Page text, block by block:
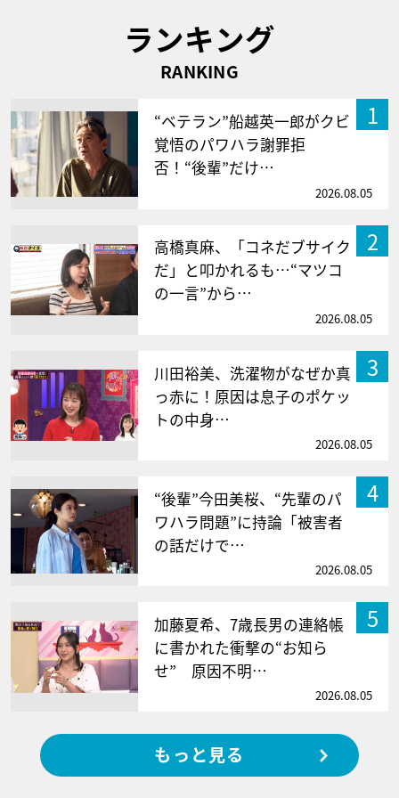
ランキング
RANKING
1
“ベテラン”船越英一郎がクビ
覚悟のパワハラ謝罪拒
否！“後輩”だけ…
2026.08.05
2
高橋真麻、「コネだブサイク
だ」と叩かれるも…“マツコ
の一言”から…
2026.08.05
3
川田裕美、洗濯物がなぜか真
っ赤に！原因は息子のポケッ
トの中身…
2026.08.05
4
“後輩”今田美桜、“先輩のパ
ワハラ問題”に持論「被害者
の話だけで…
2026.08.05
5
加藤夏希、7歳長男の連絡帳
に書かれた衝撃の“お知ら
せ” 原因不明…
2026.08.05
もっと見る